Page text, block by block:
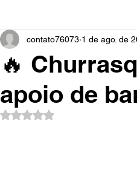
🔥
apoio de
contato76073 1 de ago. de
Avaliado com NaN de 5